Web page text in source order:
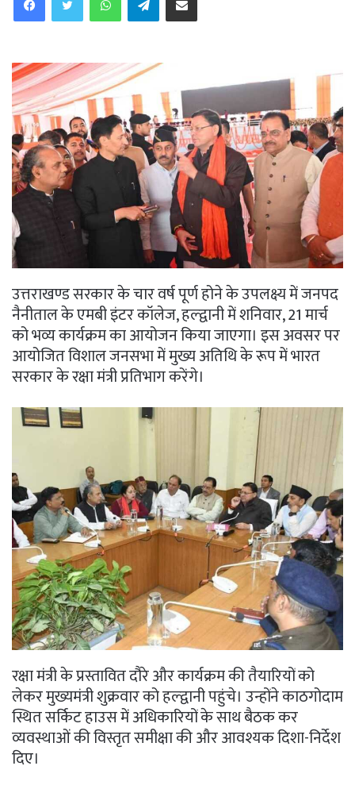
उत्तराखण्ड सरकार के चार वर्ष पूर्ण होने के उपलक्ष्य में जनपद
नैनीताल के एमबी इंटर कॉलेज, हल्द्वानी में शनिवार, 21 मार्च
को भव्य कार्यक्रम का आयोजन किया जाएगा। इस अवसर पर
आयोजित विशाल जनसभा में मुख्य अतिथि के रूप में भारत
सरकार के रक्षा मंत्री प्रतिभाग करेंगे।
रक्षा मंत्री के प्रस्तावित दौरे और कार्यक्रम की तैयारियों को
लेकर मुख्यमंत्री शुक्रवार को हल्द्वानी पहुंचे। उन्होंने काठगोदाम
स्थित सर्किट हाउस में अधिकारियों के साथ बैठक कर
व्यवस्थाओं की विस्तृत समीक्षा की और आवश्यक दिशा-निर्देश
दिए।